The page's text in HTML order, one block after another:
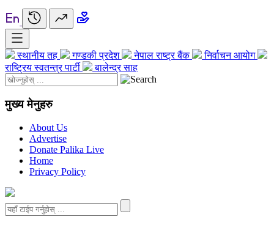
स्थानीय तह गण्डकी प्रदेश नेपाल राष्ट्र बैंक
निर्वाचन आयोग
राष्ट्रिय स्वतन्त्र पार्टी
बालेन्द्र साह
मुख्य मेनुहरु
About Us
Advertise
Donate Palika Live
Home
Privacy Policy